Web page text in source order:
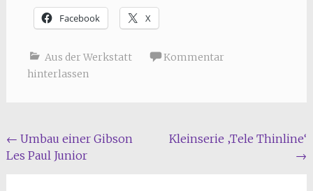
Facebook X
Aus der Werkstatt
Kommentar
hinterlassen
Beitragsnavigation
← Umbau einer Gibson
Les Paul Junior
Kleinserie ‚Tele Thinline‘
→